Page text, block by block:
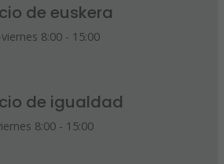
de euskera
8:00 - 15:00
de igualdad
8:00 - 15:00